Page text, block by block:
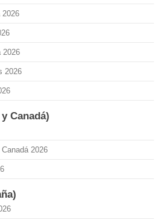
2026
2026
2026
Canadá)
2026